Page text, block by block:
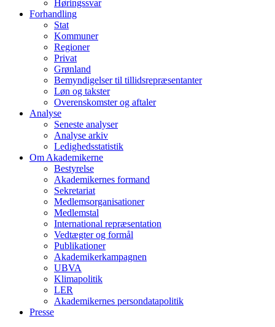
Høringssvar
Forhandling
Stat
Kommuner
Regioner
Privat
Grønland
Bemyndigelser til tillidsrepræsentanter
Løn og takster
Overenskomster og aftaler
Analyse
Seneste analyser
Analyse arkiv
Ledighedsstatistik
Om Akademikerne
Bestyrelse
Akademikernes formand
Sekretariat
Medlemsorganisationer
Medlemstal
International repræsentation
Vedtægter og formål
Publikationer
Akademikerkampagnen
UBVA
Klimapolitik
LER
Akademikernes persondatapolitik
Presse